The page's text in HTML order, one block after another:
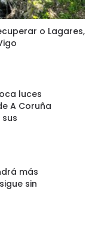
o Lagares,
luces
A Coruña
más
sin